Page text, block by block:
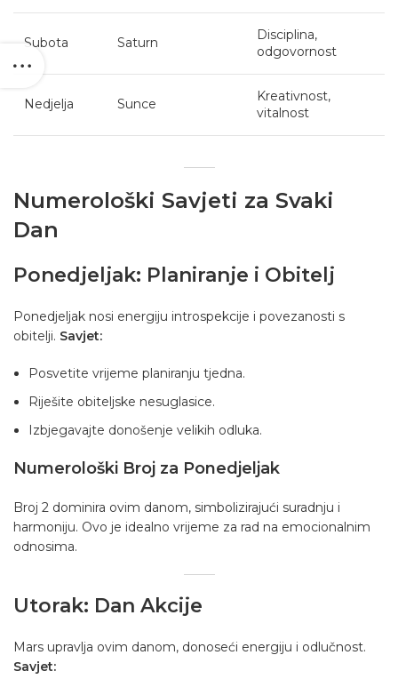
Subota Saturn
Disciplina,
odgovornost
Nedjelja Sunce
Kreativnost,
vitalnost
Numerološki Savjeti za Svaki
Dan
Ponedjeljak: Planiranje i Obitelj
Ponedjeljak nosi energiju introspekcije i povezanosti s
obitelji. Savjet:
Posvetite vrijeme planiranju tjedna.
Riješite obiteljske nesuglasice.
Izbjegavajte donošenje velikih odluka.
Numerološki Broj za Ponedjeljak
Broj 2 dominira ovim danom, simbolizirajući suradnju i
harmoniju. Ovo je idealno vrijeme za rad na emocionalnim
odnosima.
Utorak: Dan Akcije
Mars upravlja ovim danom, donoseći energiju i odlučnost.
Savjet: